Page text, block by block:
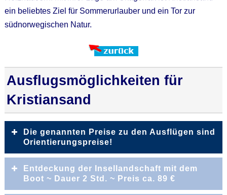
ein beliebtes Ziel für Sommerurlauber und ein Tor zur
südnorwegischen Natur.
Ausflugsmöglichkeiten für
Kristiansand
Die genannten Preise zu den Ausflügen sind
Orientierungspreise!
Der Vorteil bei einer langfristigen Buchung ist, das sie
auch rechtzeitig Ihre Ausflüge buchen können.
Entdeckung der Insellandschaft mit dem
Boot ~ Dauer 2 Std. ~ Preis ca. 89 €